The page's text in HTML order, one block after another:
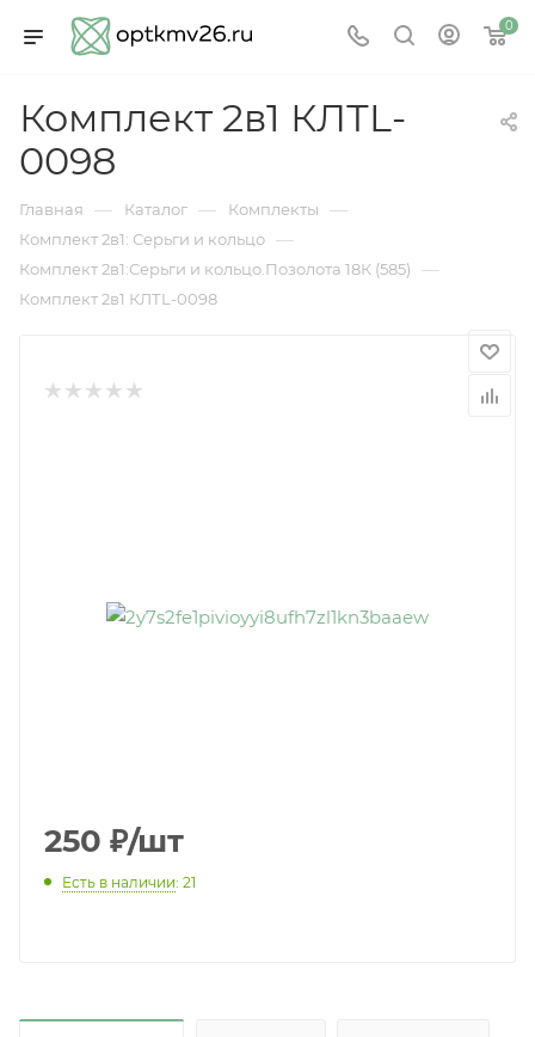
0
Комплект 2в1 КЛТL-
0098
Главная — Каталог — Комплекты —
Комплект 2в1: Серьги и кольцо —
Комплект 2в1:Серьги и кольцо.Позолота 18К (585) —
Комплект 2в1 КЛТL-0098
250 ₽/шт
Есть в наличии: 21